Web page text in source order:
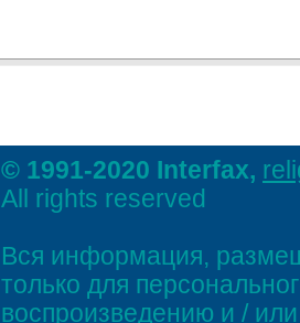
© 1991-2020 Interfax,
All rights reserved
Вся информация,
только для
воспроизведению и /